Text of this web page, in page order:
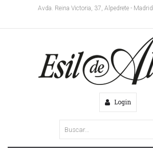
Avda. Reina Victoria, 37, Alpedrete - Madrid
Login